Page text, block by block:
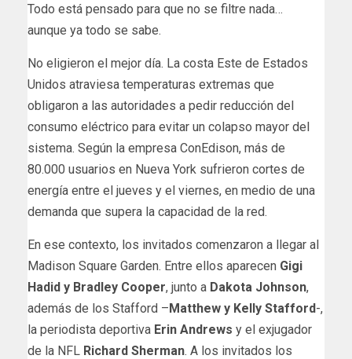
Todo está pensado para que no se filtre nada…
aunque ya todo se sabe.
No eligieron el mejor día. La costa Este de Estados
Unidos atraviesa temperaturas extremas que
obligaron a las autoridades a pedir reducción del
consumo eléctrico para evitar un colapso mayor del
sistema. Según la empresa ConEdison, más de
80.000 usuarios en Nueva York sufrieron cortes de
energía entre el jueves y el viernes, en medio de una
demanda que supera la capacidad de la red.
En ese contexto, los invitados comenzaron a llegar al
Madison Square Garden. Entre ellos aparecen Gigi
Hadid y Bradley Cooper, junto a Dakota Johnson,
además de los Stafford –Matthew y Kelly Stafford-,
la periodista deportiva Erin Andrews y el exjugador
de la NFL Richard Sherman. A los invitados los